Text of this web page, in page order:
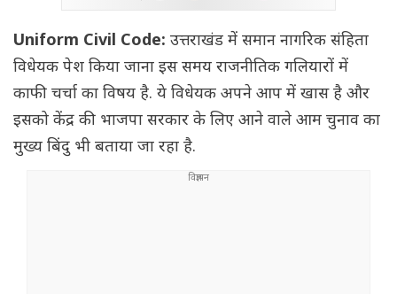
Uniform Civil Code: उत्तराखंड में समान नागरिक संहिता
विधेयक पेश किया जाना इस समय राजनीतिक गलियारों में
काफी चर्चा का विषय है. ये विधेयक अपने आप में खास है और
इसको केंद्र की भाजपा सरकार के लिए आने वाले आम चुनाव का
मुख्य बिंदु भी बताया जा रहा है.